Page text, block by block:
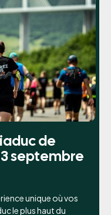
de
septembre
unique où vos
le plus haut du